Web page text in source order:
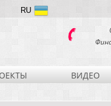
RU
ВИДЕО